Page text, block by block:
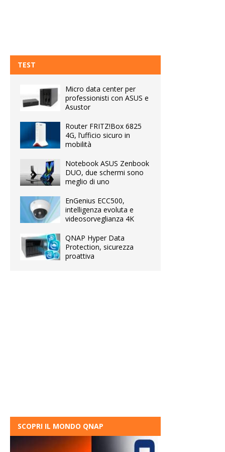
TEST
Micro data center per
professionisti con ASUS e
Asustor
Router FRITZ!Box 6825
4G, l’ufficio sicuro in
mobilità
Notebook ASUS Zenbook
DUO, due schermi sono
meglio di uno
EnGenius ECC500,
intelligenza evoluta e
videosorveglianza 4K
QNAP Hyper Data
Protection, sicurezza
proattiva
SCOPRI IL MONDO QNAP